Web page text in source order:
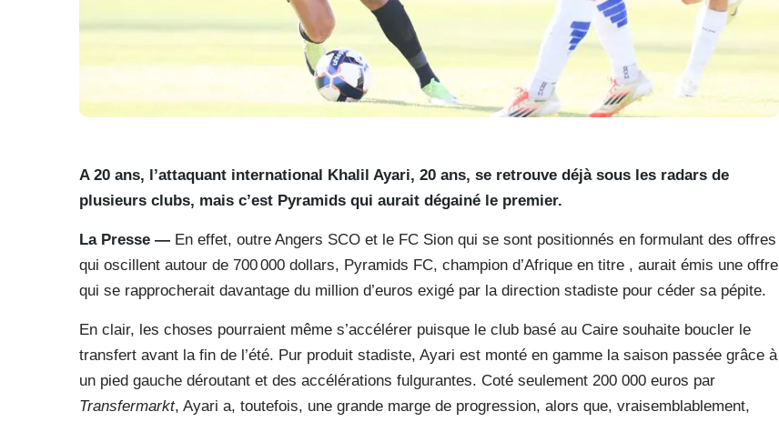
A 20 ans, l’attaquant international Khalil Ayari, 20 ans, se retrouve déjà sous les radars de
plusieurs clubs, mais c’est Pyramids qui aurait dégainé le premier.
La Presse — En effet, outre Angers SCO et le FC Sion qui se sont positionnés en formulant des offres
qui oscillent autour de 700 000 dollars, Pyramids FC, champion d’Afrique en titre , aurait émis une offre
qui se rapprocherait davantage du million d’euros exigé par la direction stadiste pour céder sa pépite.
En clair, les choses pourraient même s’accélérer puisque le club basé au Caire souhaite boucler le
transfert avant la fin de l’été. Pur produit stadiste, Ayari est monté en gamme la saison passée grâce à
un pied gauche déroutant et des accélérations fulgurantes. Coté seulement 200 000 euros par
Transfermarkt, Ayari a, toutefois, une grande marge de progression, alors que, vraisemblablement,